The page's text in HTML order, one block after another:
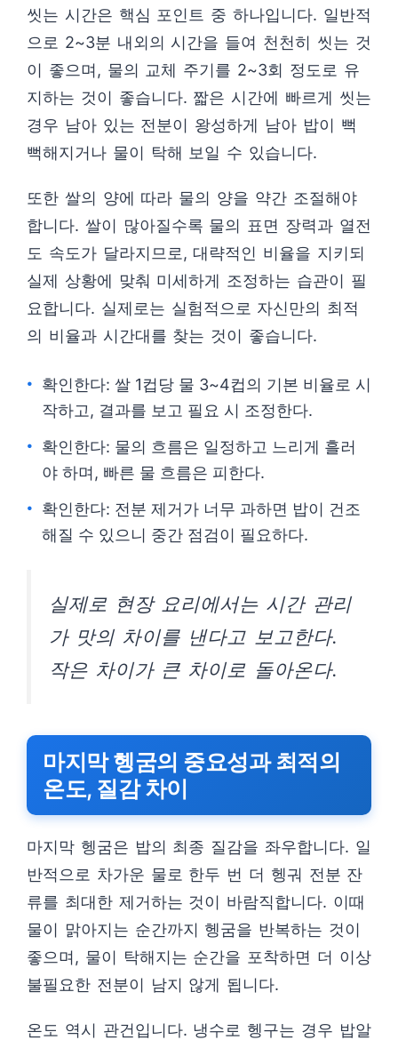
씻는 시간은 핵심 포인트 중 하나입니다. 일반적
으로 2~3분 내외의 시간을 들여 천천히 씻는 것
이 좋으며, 물의 교체 주기를 2~3회 정도로 유
지하는 것이 좋습니다. 짧은 시간에 빠르게 씻는
경우 남아 있는 전분이 왕성하게 남아 밥이 뻑
뻑해지거나 물이 탁해 보일 수 있습니다.
또한 쌀의 양에 따라 물의 양을 약간 조절해야
합니다. 쌀이 많아질수록 물의 표면 장력과 열전
도 속도가 달라지므로, 대략적인 비율을 지키되
실제 상황에 맞춰 미세하게 조정하는 습관이 필
요합니다. 실제로는 실험적으로 자신만의 최적
의 비율과 시간대를 찾는 것이 좋습니다.
확인한다: 쌀 1컵당 물 3~4컵의 기본 비율로 시
작하고, 결과를 보고 필요 시 조정한다.
확인한다: 물의 흐름은 일정하고 느리게 흘러
야 하며, 빠른 물 흐름은 피한다.
확인한다: 전분 제거가 너무 과하면 밥이 건조
해질 수 있으니 중간 점검이 필요하다.
실제로 현장 요리에서는 시간 관리
가 맛의 차이를 낸다고 보고한다.
작은 차이가 큰 차이로 돌아온다.
마지막 헹굼의 중요성과 최적의
온도, 질감 차이
마지막 헹굼은 밥의 최종 질감을 좌우합니다. 일
반적으로 차가운 물로 한두 번 더 헹궈 전분 잔
류를 최대한 제거하는 것이 바람직합니다. 이때
물이 맑아지는 순간까지 헹굼을 반복하는 것이
좋으며, 물이 탁해지는 순간을 포착하면 더 이상
불필요한 전분이 남지 않게 됩니다.
온도 역시 관건입니다. 냉수로 헹구는 경우 밥알